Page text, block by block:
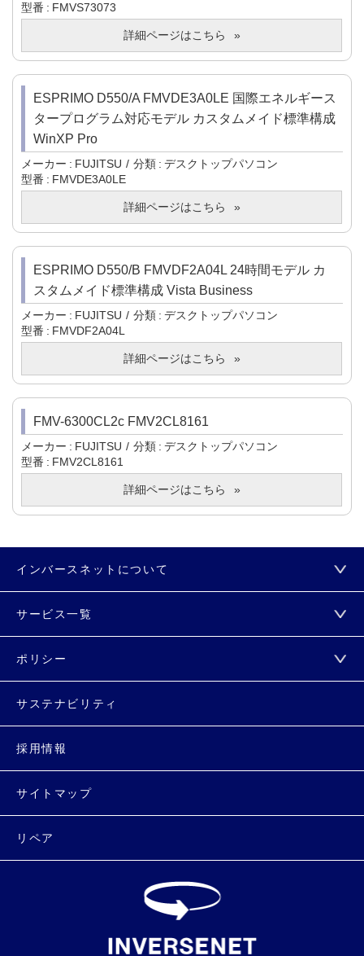
型番
FMVS73073
詳細ページはこちら
ESPRIMO D550/A FMVDE3A0LE 国際エネルギース
タープログラム対応モデル カスタムメイド標準構成
WinXP Pro
メーカー FUJITSU 分類
デスクトップパソコン
型番
FMVDE3A0LE
詳細ページはこちら
ESPRIMO D550/B FMVDF2A04L 24時間モデル カ
スタムメイド標準構成 Vista Business
メーカー FUJITSU 分類
デスクトップパソコン
型番
FMVDF2A04L
詳細ページはこちら
FMV-6300CL2c FMV2CL8161
メーカー FUJITSU 分類
デスクトップパソコン
型番
FMV2CL8161
詳細ページはこちら
インバースネットについて
サービス一覧
ポリシー
サステナビリティ
採用情報
サイトマップ
リペア